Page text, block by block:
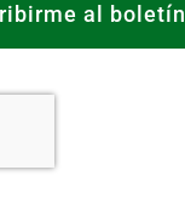
al boletín